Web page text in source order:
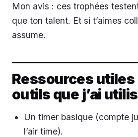
Mon avis : ces trophées
que ton talent. Et si t’aimes
assume.
Ressources
outils que j’ai
Un timer basique (compte
l’air time).